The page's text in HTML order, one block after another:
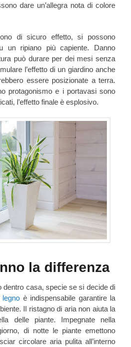
dare un’allegra nota di colore
di sicuro effetto, si possono
un ripiano più capiente. Danno
può durare per dei mesi senza
l’effetto di un giardino anche
essere posizionate a terra.
protagonismo e i portavasi sono
l’effetto finale è esplosivo.
la differenza
dentro casa, specie se si decide di
è indispensabile garantire la
Il ristagno di aria non aiuta la
delle piante. Impegnate nella
di notte le piante emettono
circolare aria pulita all’interno